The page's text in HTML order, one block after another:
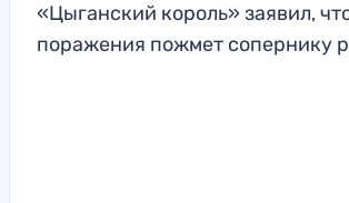
«Цыганский король» заявил,
поражения пожмет сопернику